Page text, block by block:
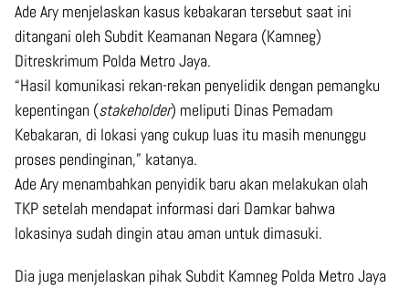
Ade Ary menjelaskan kasus kebakaran tersebut saat ini
ditangani oleh Subdit Keamanan Negara (Kamneg)
Ditreskrimum Polda Metro Jaya.
“Hasil komunikasi rekan-rekan penyelidik dengan pemangku
kepentingan (stakeholder) meliputi Dinas Pemadam
Kebakaran, di lokasi yang cukup luas itu masih menunggu
proses pendinginan,” katanya.
Ade Ary menambahkan penyidik baru akan melakukan olah
TKP setelah mendapat informasi dari Damkar bahwa
lokasinya sudah dingin atau aman untuk dimasuki.
Dia juga menjelaskan pihak Subdit Kamneg Polda Metro Jaya